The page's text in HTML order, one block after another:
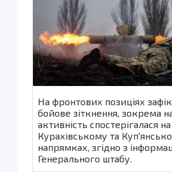
На фронтових позиціях
бойове зіткнення, зокрема
активність спостерігалася на
Курахівському та
напрямках, згідно з
Генерального штабу.